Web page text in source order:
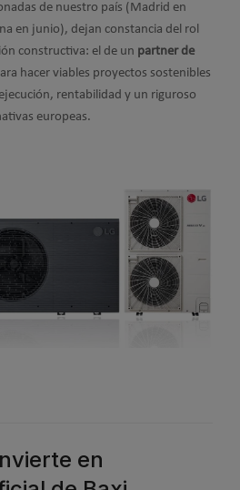
de nuestro país (Madrid en
en junio), dejan constancia del rol
constructiva: el de un partner de
hacer viables proyectos sostenibles
rentabilidad y un riguroso
europeas.
en